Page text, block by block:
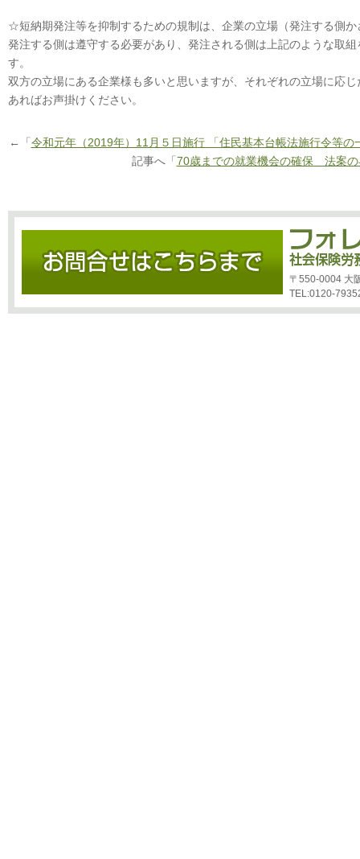
☆短納期発注等を抑制するための規制は、企業の立場（発注する側
発注する側は遵守する必要があり、発注される側は上記のような取
す。
双方の立場にある企業様も多いと思いますが、それぞれの立場に応
あればお声掛けください。
←「 令和元年（2019年）11月５日施行 「住民基本台帳法施行令等の
記事へ「 70歳までの就業機会の確保 法案の
〒550-0004 大
TEL:0120-